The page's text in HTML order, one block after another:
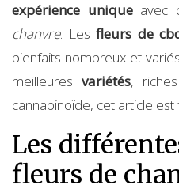
expérience uniqueavec
chanvre. Les fleurs de
bienfaits nombreux et
meilleures variétés,
cannabinoïde, cet article est
Les
fleurs de